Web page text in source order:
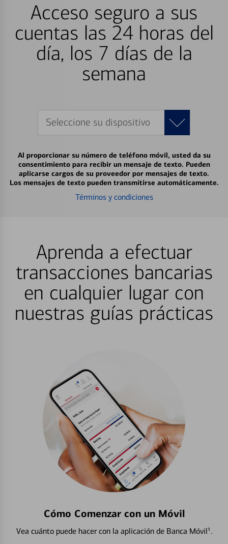
Acceso seguro a sus
cuentas las 24 horas del
día, los 7 días de la
semana
Seleccione su dispositivo
Al proporcionar su número de teléfono móvil, usted da su
consentimiento para recibir un mensaje de texto. Pueden
aplicarse cargos de su proveedor por mensajes de texto.
Los mensajes de texto pueden transmitirse automáticamente.
Términos y condiciones
Aprenda a efectuar
transacciones bancarias
en cualquier lugar con
nuestras guías prácticas
Cómo Comenzar con un Móvil
Vea cuánto puede hacer con la aplicación de Banca Móvil¹.